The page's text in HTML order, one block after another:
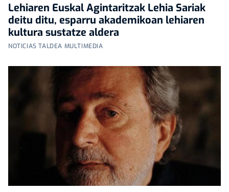
Lehiaren Euskal Agintaritzak Lehia Sariak
deitu ditu, esparru akademikoan lehiaren
kultura sustatze aldera
NOTICIAS TALDEA MULTIMEDIA